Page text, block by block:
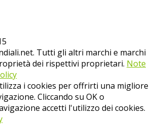
Tutti gli altri marchi e marchi
dei rispettivi proprietari. Note
i cookies per offrirti una migliore
Cliccando su OK o
accetti l'utilizzo dei cookies.